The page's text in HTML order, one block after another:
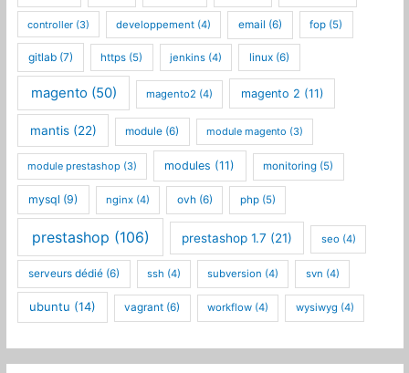
controller (3) developpement (4) email (6) fop (5)
gitlab (7) https (5) jenkins (4) linux(6)
magento (50) magento2 (4) magento 2 (11)
mantis(22) module (6) module magento (3)
module prestashop (3) modules (11) monitoring (5)
mysql (9) nginx(4) ovh (6) php(5)
prestashop (106) prestashop 1.7 (21) seo(4)
serveurs dédié(6) ssh (4) subversion (4) svn (4)
ubuntu (14) vagrant (6) workflow (4) wysiwyg (4)